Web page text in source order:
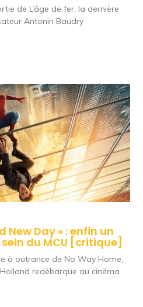
de L’âge de fer, la dernière
Antonin Baudry
New Day » : enfin un
du MCU [critique]
à outrance de No Way Home,
redébarque au cinéma